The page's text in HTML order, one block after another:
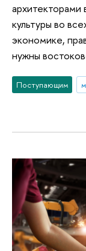
культуры во
экономике,
нужны
Поступающим